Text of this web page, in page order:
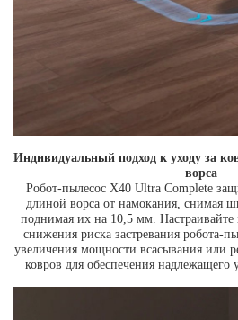
Индивидуальный подход к уходу за
ворса
Робот-пылесос X40 Ultra Complete
длиной ворса от намокания, снимая
поднимая их на 10,5 мм. Настраивайте
снижения риска застревания робота-
увеличения мощности всасывания или
ковров для обеспечения